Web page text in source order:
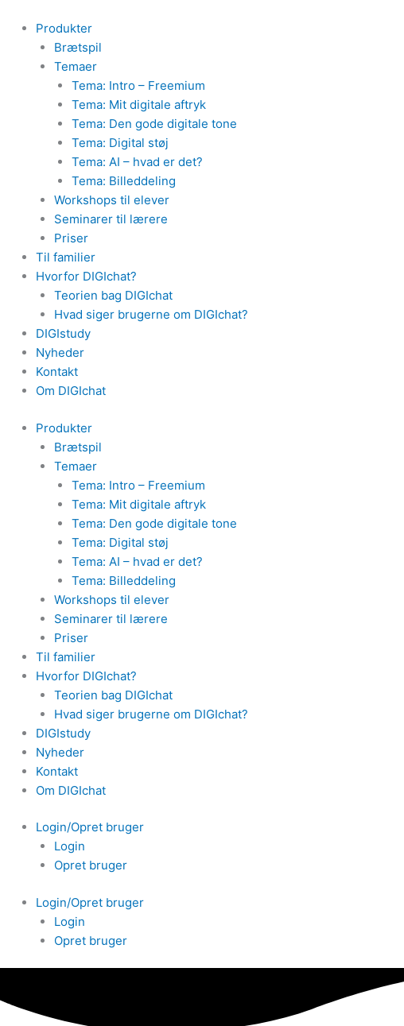
indholdet
Produkter
Brætspil
Temaer
Tema: Intro – Freemium
Tema: Mit digitale aftryk
Tema: Den gode digitale tone
Tema: Digital støj
Tema: AI – hvad er det?
Tema: Billeddeling
Workshops til elever
Seminarer til lærere
Priser
Til familier
Hvorfor DIGIchat?
Teorien bag DIGIchat
Hvad siger brugerne om DIGIchat?
DIGIstudy
Nyheder
Kontakt
Om DIGIchat
Produkter
Brætspil
Temaer
Tema: Intro – Freemium
Tema: Mit digitale aftryk
Tema: Den gode digitale tone
Tema: Digital støj
Tema: AI – hvad er det?
Tema: Billeddeling
Workshops til elever
Seminarer til lærere
Priser
Til familier
Hvorfor DIGIchat?
Teorien bag DIGIchat
Hvad siger brugerne om DIGIchat?
DIGIstudy
Nyheder
Kontakt
Om DIGIchat
Login/Opret bruger
Login
Opret bruger
Login/Opret bruger
Login
Opret bruger